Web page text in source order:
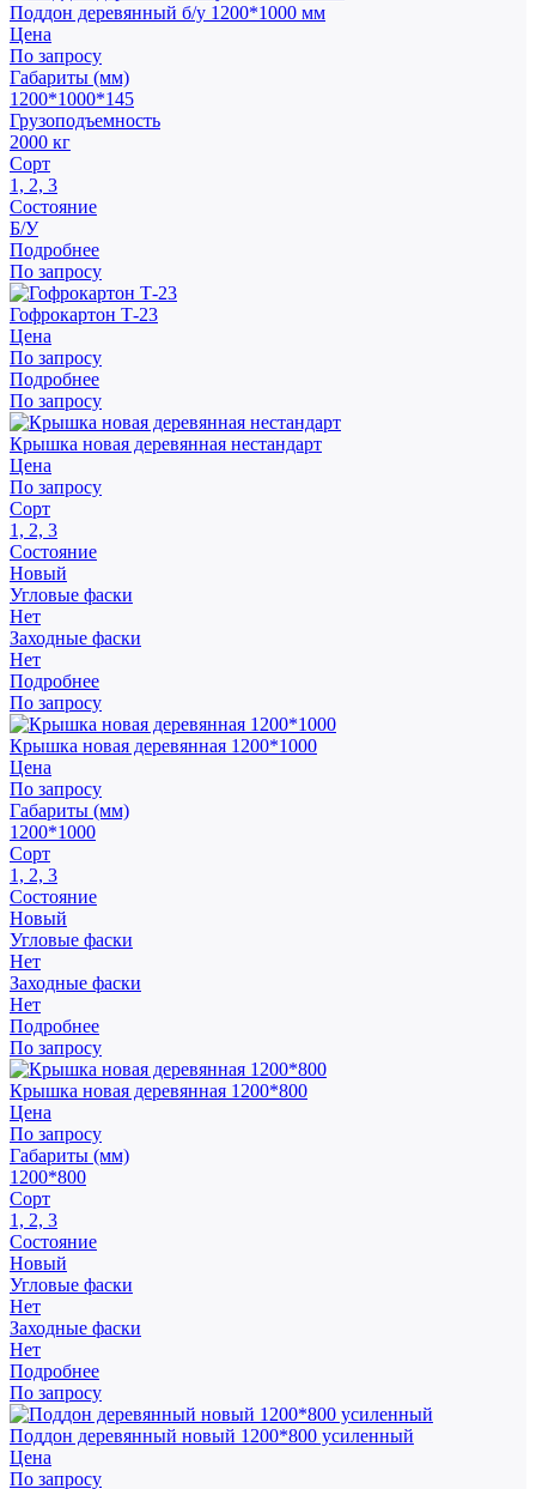
Поддон деревянный б/у 1200*1000 мм
Цена
По запросу
Габариты (мм)
1200*1000*145
Грузоподъемность
2000 кг
Сорт
1, 2, 3
Состояние
Б/У
Подробнее
По запросу
Гофрокартон Т-23
Цена
По запросу
Подробнее
По запросу
Крышка новая деревянная нестандарт
Цена
По запросу
Сорт
1, 2, 3
Состояние
Новый
Угловые фаски
Нет
Заходные фаски
Нет
Подробнее
По запросу
Крышка новая деревянная 1200*1000
Цена
По запросу
Габариты (мм)
1200*1000
Сорт
1, 2, 3
Состояние
Новый
Угловые фаски
Нет
Заходные фаски
Нет
Подробнее
По запросу
Крышка новая деревянная 1200*800
Цена
По запросу
Габариты (мм)
1200*800
Сорт
1, 2, 3
Состояние
Новый
Угловые фаски
Нет
Заходные фаски
Нет
Подробнее
По запросу
Поддон деревянный новый 1200*800 усиленный
Цена
По запросу